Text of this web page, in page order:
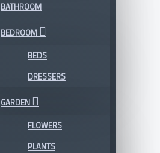
BATHROOM
BEDROOM
BEDS
DRESSERS
GARDEN
FLOWERS
PLANTS